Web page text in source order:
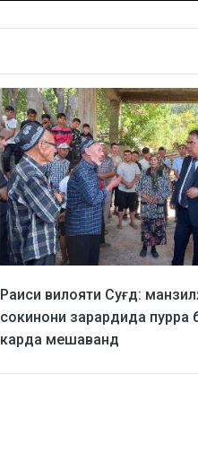
Раиси вилояти Суғд:
сокинони зарардида пурра
карда мешаванд